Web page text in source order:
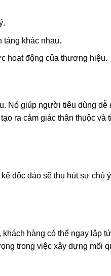
tảng khác nhau.
hoạt động của thương hiệu.
Nó giúp người tiêu dùng dễ
ra cảm giác thân thuộc và
độc đáo sẽ thu hút sự chú
hàng có thể ngay lập
trong việc xây dựng mối